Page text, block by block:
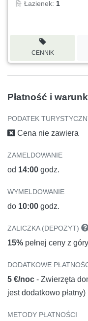
Łazienek: 1
CENNIK
Płatność i
PODATEK
Cena nie zawiera
ZAMELDOWANIE
od 14:00 godz.
WYMELDOWANIE
do 10:00 godz.
ZALICZKA (DEPOZYT)
15% pełnej ceny z
DODATKOWE
5 €/noc - Zwierzęta
jest dodatkowo płatny)
METODY PŁATNOŚCI